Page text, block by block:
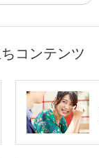
コンテンツ